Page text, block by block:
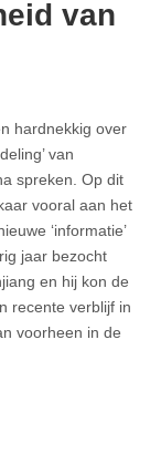
van
hardnekkig over
van
spreken. Op dit
vooral aan het
‘informatie’
jaar bezocht
en hij kon de
recente verblijf in
voorheen in de